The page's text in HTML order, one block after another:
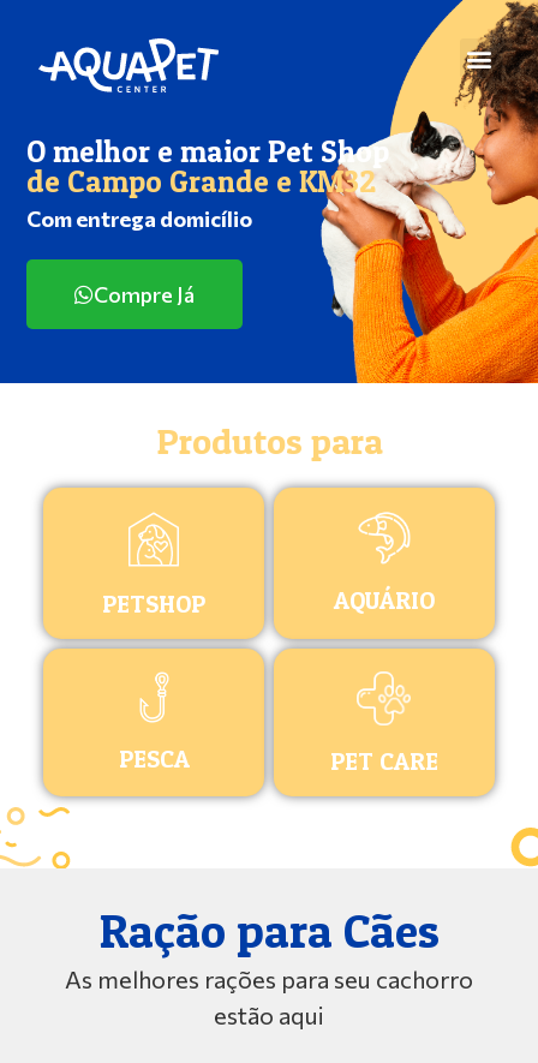
O melhor e maior Pet Shop
de Campo Grande e KM32
Com entrega domicílio
Compre Já
Produtos para
PETSHOP AQUÁRIO
PESCA PET CARE
Ração para Cães
As melhores rações para seu cachorro
estão aqui